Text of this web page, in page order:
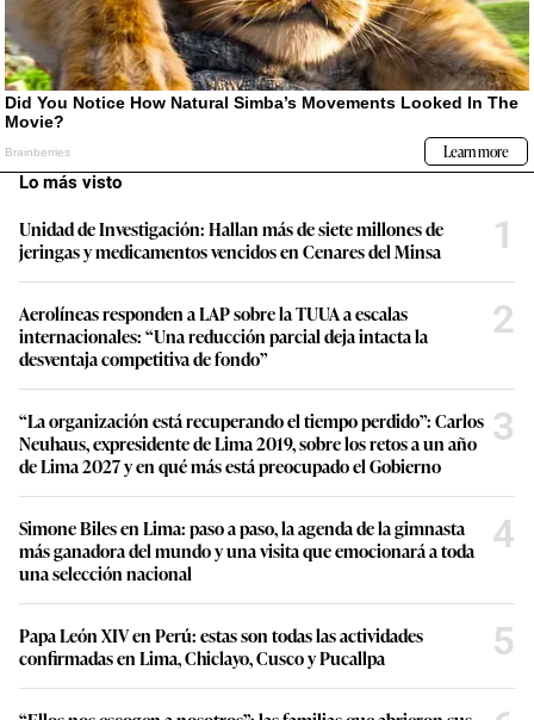
Lo más visto
Unidad de Investigación: Hallan más de siete millones de
jeringas y medicamentos vencidos en Cenares del Minsa
1
Aerolíneas responden a LAP sobre la TUUA a escalas
internacionales: “Una reducción parcial deja intacta la
desventaja competitiva de fondo”
2
“La organización está recuperando el tiempo perdido”: Carlos
Neuhaus, expresidente de Lima 2019, sobre los retos a un año
de Lima 2027 y en qué más está preocupado el Gobierno
3
Simone Biles en Lima: paso a paso, la agenda de la gimnasta
más ganadora del mundo y una visita que emocionará a toda
una selección nacional
4
Papa León XIV en Perú: estas son todas las actividades
confirmadas en Lima, Chiclayo, Cusco y Pucallpa
5